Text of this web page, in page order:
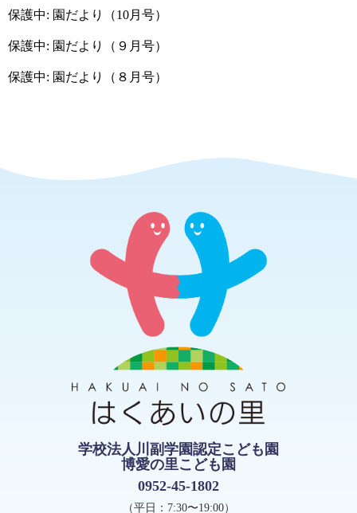
保護中: 園だより（10月号）
保護中: 園だより（９月号）
保護中: 園だより（８月号）
学校法人川副学園認定こども園
博愛の里こども園
0952-45-1802
（平日：7:30〜19:00）